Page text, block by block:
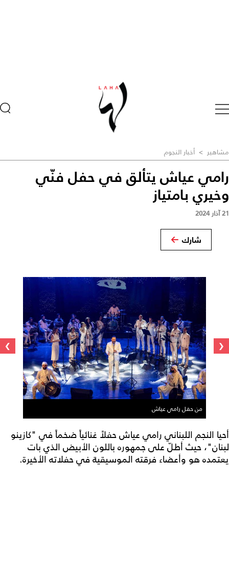
مشاهير > أخبار النجوم
رامي عياش يتألق في حفل فنّي
وخيري بامتياز
21 آذار 2024
شارك
من حفل رامي عياش
‹
›
أحيا النجم اللبناني رامي عياش حفلاً غنائياً ضخماً في "كازينو
لبنان"، حيث أطلّ على جمهوره باللون الأبيض الذي بات
يعتمده هو وأعضاء فرقته الموسيقية في حفلاته الأخيرة.